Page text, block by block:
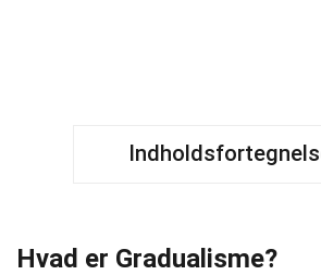
Hvad er Gradualisme?